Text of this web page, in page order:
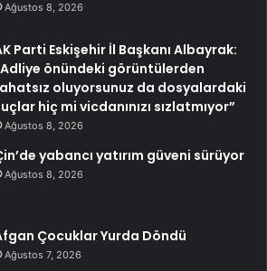
Ağustos 8, 2026
Parti Eskişehir İl Başkanı Albayrak:
önündeki görüntülerden
oluyorsunuz da dosyalardaki
hiç mi vicdanınızı sızlatmıyor”
Ağustos 8, 2026
yabancı yatırım güveni sürüyor
Ağustos 8, 2026
Çocuklar Yurda Döndü
Ağustos 7, 2026